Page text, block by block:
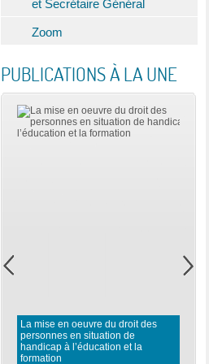
et Secrétaire Général
Zoom
PUBLICATIONS À LA UNE
La mise en oeuvre du droit des
personnes en situation de
handicap à l’éducation et la
formation